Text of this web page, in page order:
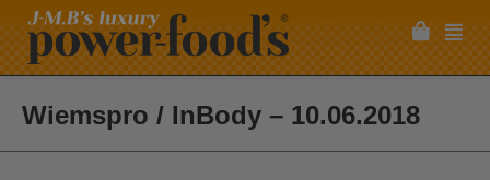
Wiemspro / InBody – 10.06.2018